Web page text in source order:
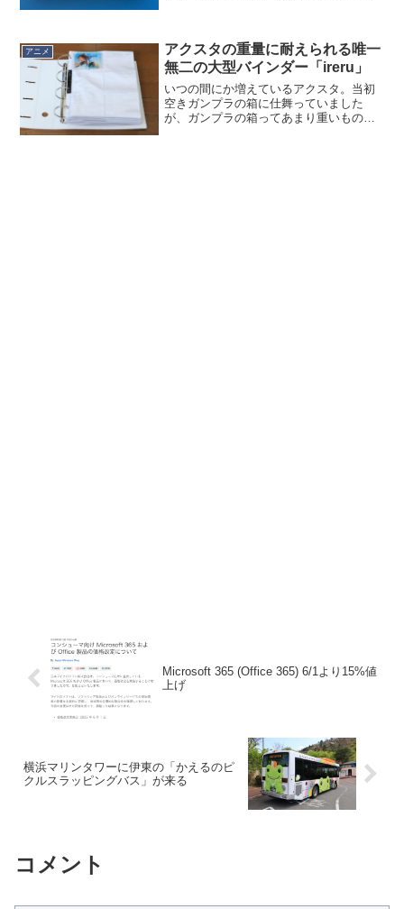
最終上映の会...
アニメ
アクスタの重量に耐えられる唯一
無二の大型バインダー「ireru」
いつの間にか増えているアクスタ。当初
空きガンプラの箱に仕舞っていました
が、ガンプラの箱ってあまり重いものは
Microsoft 365 (Office 365) 6/1より15%値
上げ
横浜マリンタワーに伊東の「かえるのピ
クルスラッピングバス」が来る
コメント